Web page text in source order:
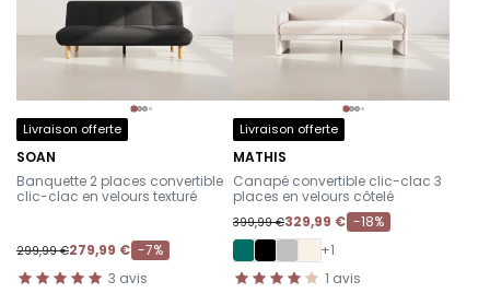
Livraison offerte
SOAN
-
Banquette 2 places convertible
clic-clac en velours texturé
299,99 €279,99 € -7%
3 avis
Livraison offerte
MATHIS
-
Canapé convertible clic-clac 3
places en velours côtelé
399,99 €329,99 € -18%
+1
1 avis